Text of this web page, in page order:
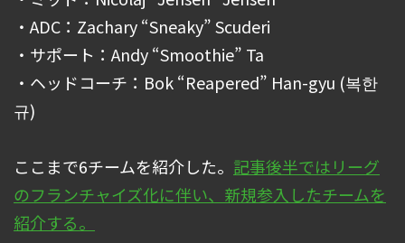
・ADC：Zachary “Sneaky” Scuderi
・サポート：Andy “Smoothie” Ta
・ヘッドコーチ：Bok “Reapered” Han-gyu (복한
규)
ここまで6チームを紹介した。 記事後半ではリーグ
のフランチャイズ化に伴い、新規参入したチームを
紹介する。